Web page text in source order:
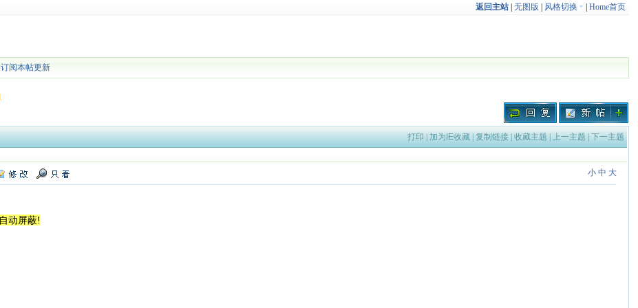
返回主站| 无图版 风格切换 Home首页
|订阅本帖更新
打印 | 加为IE收藏| 复制链接| 收藏主题 | 上一主题 | 下一主题
小 中 大
动屏蔽!